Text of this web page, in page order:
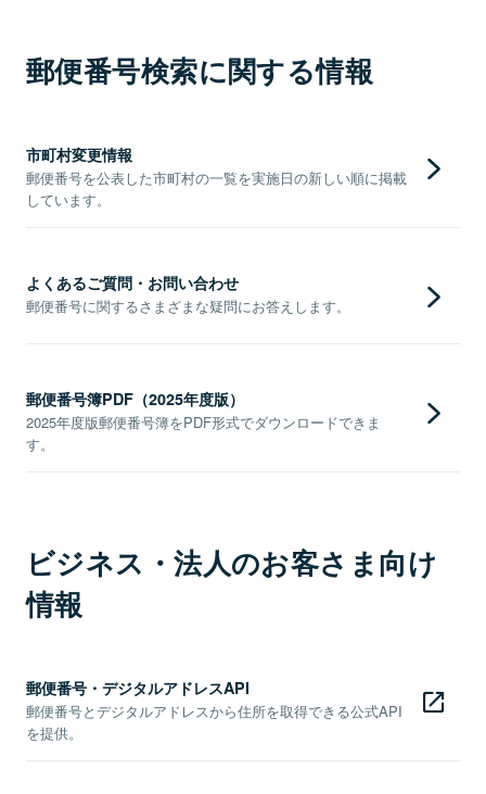
郵便番号検索に関する情報
市町村変更情報
郵便番号を公表した市町村の一覧を実施日の新しい順に掲載
しています。
よくあるご質問・お問い合わせ
郵便番号に関するさまざまな疑問にお答えします。
郵便番号簿PDF（2025年度版）
2025年度版郵便番号簿をPDF形式でダウンロードできま
す。
ビジネス・法人のお客さま向け
情報
郵便番号・デジタルアドレスAPI
郵便番号とデジタルアドレスから住所を取得できる公式API
を提供。